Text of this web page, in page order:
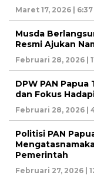
Maret 17, 2026 |
Musda
Resmi Ajukan
Februari 28, 2026 |
DPW PAN
dan Fokus
Februari 28, 2026 |
Politisi PAN
Pemerintah
Februari 27, 2026 |